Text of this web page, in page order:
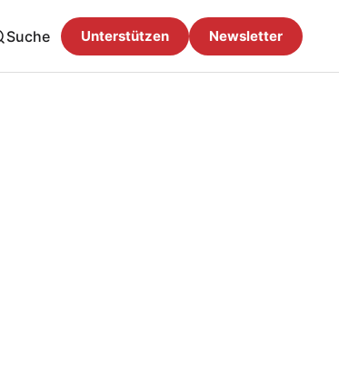
Suche Unterstützen Newsletter